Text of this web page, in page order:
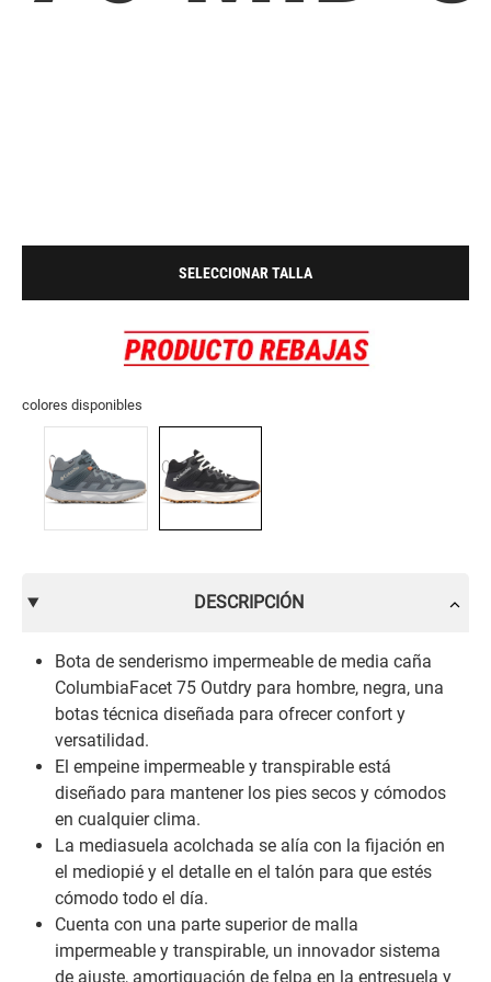
SELECCIONAR TALLA
colores disponibles
DESCRIPCIÓN
Bota de senderismo impermeable de media caña
ColumbiaFacet 75 Outdry para hombre, negra, una
botas técnica diseñada para ofrecer confort y
versatilidad.
El empeine impermeable y transpirable está
diseñado para mantener los pies secos y cómodos
en cualquier clima.
La mediasuela acolchada se alía con la fijación en
el mediopié y el detalle en el talón para que estés
cómodo todo el día.
Cuenta con una parte superior de malla
impermeable y transpirable, un innovador sistema
de ajuste, amortiguación de felpa en la entresuela y